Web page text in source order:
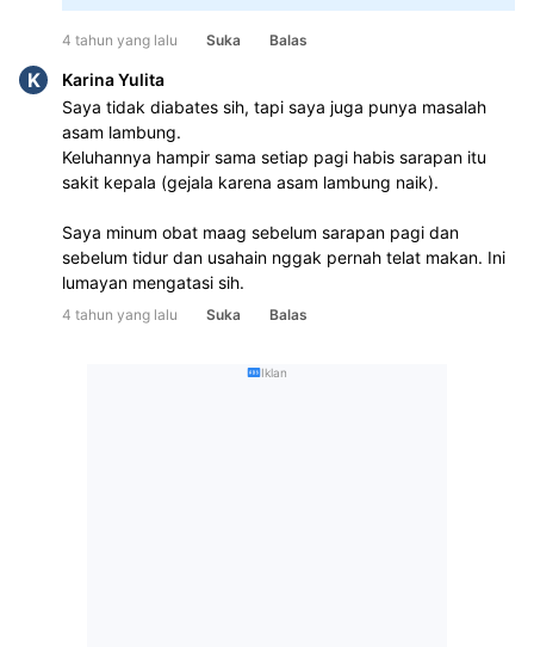
4 tahun yang lalu Suka Balas
K
Karina Yulita
Saya tidak diabates sih, tapi saya juga punya masalah
asam lambung.
Keluhannya hampir sama setiap pagi habis sarapan itu
sakit kepala (gejala karena asam lambung naik).
Saya minum obat maag sebelum sarapan pagi dan
sebelum tidur dan usahain nggak pernah telat makan. Ini
lumayan mengatasi sih.
4 tahun yang lalu Suka Balas
Iklan